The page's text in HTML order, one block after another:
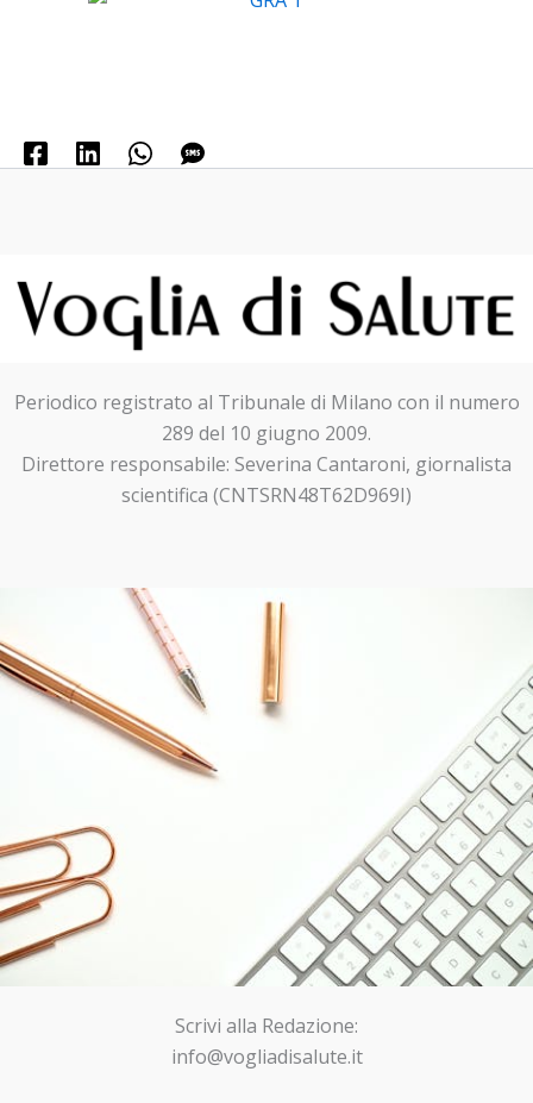
Periodico registrato al Tribunale di Milano con il numero
289 del 10 giugno 2009.
Direttore responsabile: Severina Cantaroni, giornalista
scientifica (CNTSRN48T62D969I)
Scrivi alla Redazione:
info@vogliadisalute.it